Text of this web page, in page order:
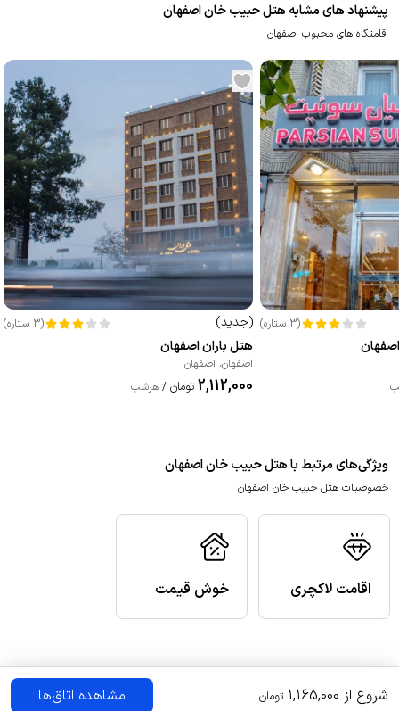
پیشنهاد های مشابه هتل حبیب خان اصفهان
اقامتگاه های محبوب اصفهان
(
3 ستاره)
(جدید)
(
3 ستاره)
هتل باران اصفهان
اصفهان، اصفهان
2,112,000 تومان / هرشب
ویژگی‌های مرتبط با هتل حبیب خان اصفهان
خصوصیات هتل حبیب خان اصفهان
اقامت لاکچری خوش قیمت
شروع از 1,165,000 تومان مشاهده اتاق‌ها